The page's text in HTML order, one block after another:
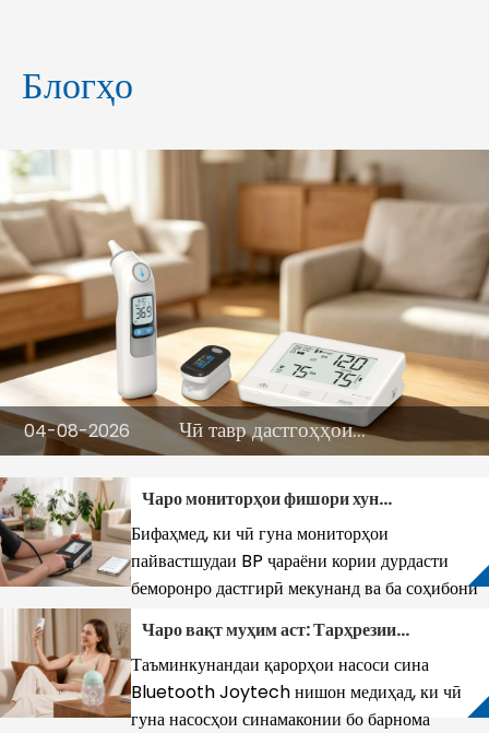
Блогҳо
04-08-2026
Чӣ тавр дастгоҳҳои
мониторинги саломатии
тандурустиро дастгирӣ
мекунанд ва идоракунии
саломатии пешгирикунанда
Чаро мониторҳои фишори хун
беморон муҳиманд
Бифаҳмед, ки чӣ гуна мониторҳои
пайвастшудаи BP ҷараёни кории дурдасти
беморонро дастгирӣ мекунанд ва ба соҳибони
муассир ворид шудан ба бозорҳои телетиббӣ
кӯмак мекунанд.
Чаро вақт муҳим аст: Тарҳрезии
сарҳади нави рақобат
Таъминкунандаи қарорҳои насоси сина
Bluetooth Joytech нишон медиҳад, ки чӣ
гуна насосҳои синамаконии бо барнома